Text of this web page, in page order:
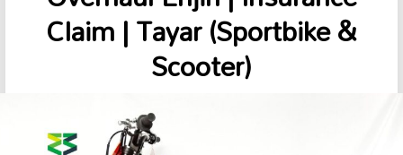
Claim | Tayar (Sportbike &
Scooter)